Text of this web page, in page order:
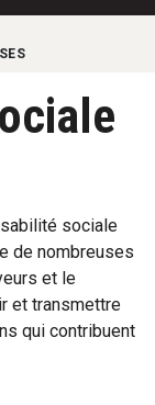
sociale
de nombreuses
et le
et transmettre
qui contribuent